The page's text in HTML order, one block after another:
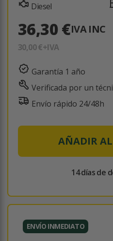
Diesel
36,30 €IVA INC
30,00 €+IVA
Garantía 1 año
Verificada por un
Envío rápido 24/48h
AÑADIR
14 días de
ENVÍO INMEDIATO